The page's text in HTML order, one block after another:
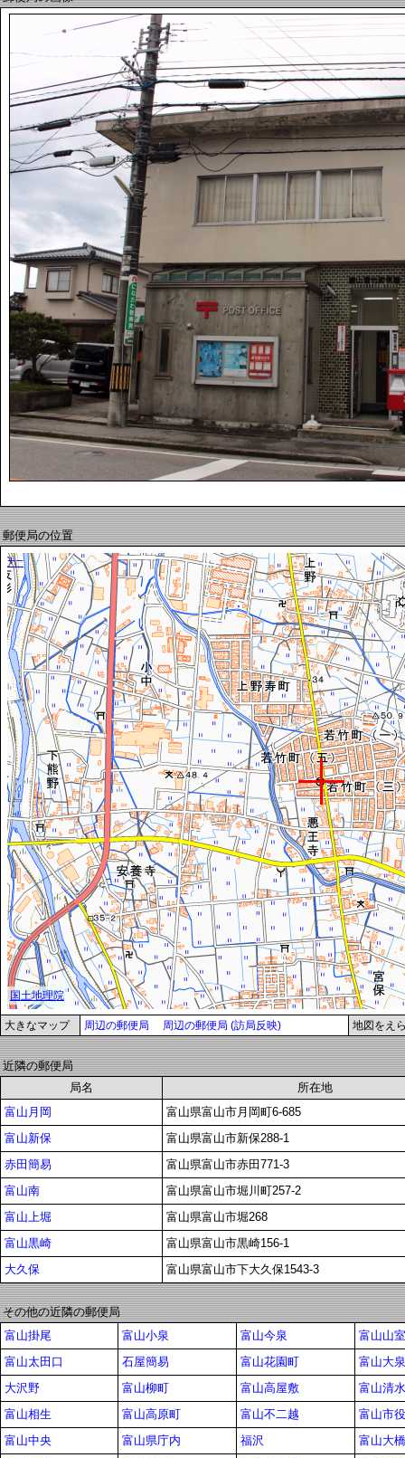
郵便局の位置
大きなマップ 周辺の郵便局 周辺の郵便局 (訪局反映) 地図をえ
近隣の郵便局
局名
所在地
富山月岡
富山県富山市月岡町6-685
富山新保
富山県富山市新保288-1
赤田簡易
富山県富山市赤田771-3
富山南
富山県富山市堀川町257-2
富山上堀
富山県富山市堀268
富山黒崎
富山県富山市黒崎156-1
大久保
富山県富山市下大久保1543-3
その他の近隣の郵便局
富山掛尾
富山小泉 富山今泉
富山山室
富山太田口
石屋簡易 富山花園町
富山大泉
大沢野
富山柳町 富山高屋敷
富山清水
富山相生
富山高原町 富山不二越
富山市
富山中央
富山県庁内 福沢
富山大